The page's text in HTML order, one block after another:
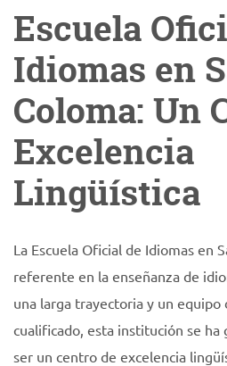
Escuela
Idiomas en
Coloma: Un
Excelencia
Lingüística
La Escuela Oficial de Idiomas en
referente en la enseñanza de
una larga trayectoria y un
cualificado, esta institución se ha
ser un centro de excelencia